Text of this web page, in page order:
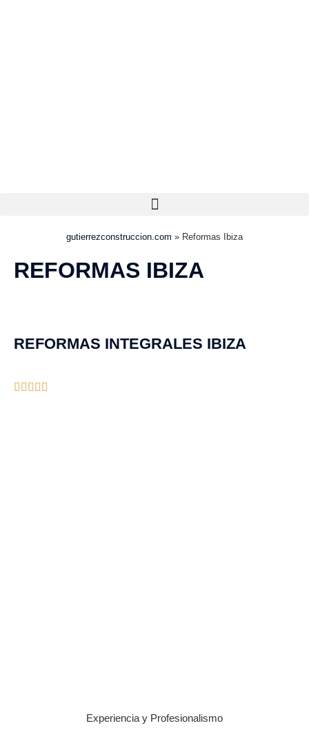
gutierrezconstruccion.com » Reformas Ibiza
REFORMAS IBIZA
REFORMAS INTEGRALES IBIZA
Experiencia y Profesionalismo